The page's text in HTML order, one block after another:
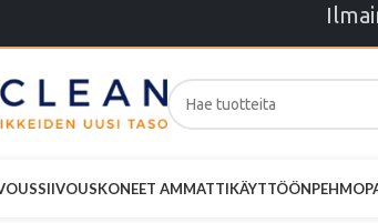
SIIVOUSKONEET AMMATTIKÄYTTÖÖN